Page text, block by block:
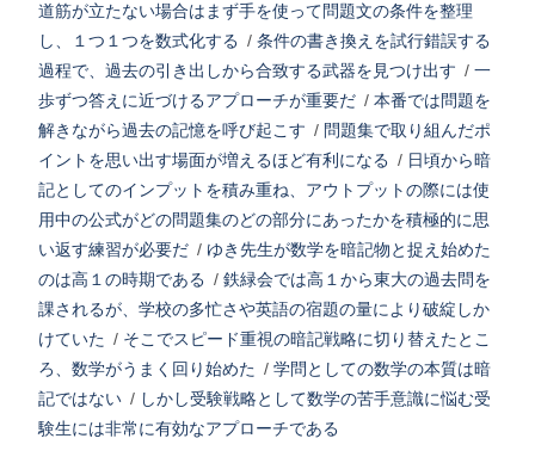
道筋が立たない場合はまず手を使って問題文の条件を整理
し、１つ１つを数式化する / 条件の書き換えを試行錯誤する
過程で、過去の引き出しから合致する武器を見つけ出す / 一
歩ずつ答えに近づけるアプローチが重要だ / 本番では問題を
解きながら過去の記憶を呼び起こす / 問題集で取り組んだポ
イントを思い出す場面が増えるほど有利になる / 日頃から暗
記としてのインプットを積み重ね、アウトプットの際には使
用中の公式がどの問題集のどの部分にあったかを積極的に思
い返す練習が必要だ / ゆき先生が数学を暗記物と捉え始めた
のは高１の時期である / 鉄緑会では高１から東大の過去問を
課されるが、学校の多忙さや英語の宿題の量により破綻しか
けていた / そこでスピード重視の暗記戦略に切り替えたとこ
ろ、数学がうまく回り始めた / 学問としての数学の本質は暗
記ではない / しかし受験戦略として数学の苦手意識に悩む受
験生には非常に有効なアプローチである